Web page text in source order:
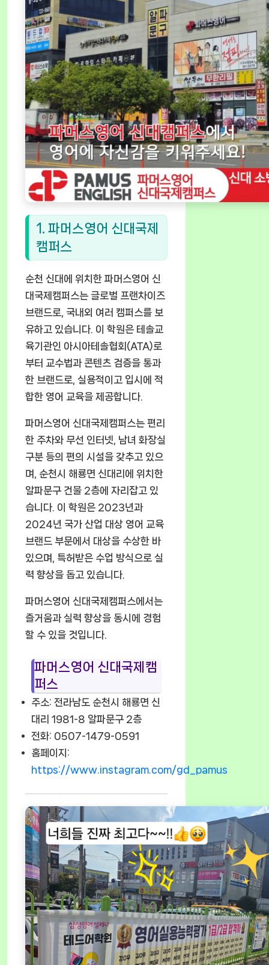
1. 파머스영어 신대국제
캠퍼스
순천 신대에 위치한 파머스영어 신
대국제캠퍼스는 글로벌 프랜차이즈
브랜드로, 국내외 여러 캠퍼스를 보
유하고 있습니다. 이 학원은 테솔교
육기관인 아시아테솔협회(ATA)로
부터 교수법과 콘텐츠 검증을 통과
한 브랜드로, 실용적이고 입시에 적
합한 영어 교육을 제공합니다.
파머스영어 신대국제캠퍼스는 편리
한 주차와 무선 인터넷, 남녀 화장실
구분 등의 편의 시설을 갖추고 있으
며, 순천시 해룡면 신대리에 위치한
알파문구 건물 2층에 자리잡고 있
습니다. 이 학원은 2023년과
2024년 국가 산업 대상 영어 교육
브랜드 부문에서 대상을 수상한 바
있으며, 특허받은 수업 방식으로 실
력 향상을 돕고 있습니다.
파머스영어 신대국제캠퍼스에서는
즐거움과 실력 향상을 동시에 경험
할 수 있을 것입니다.
파머스영어 신대국제캠
퍼스
주소: 전라남도 순천시 해룡면 신
대리 1981-8 알파문구 2층
전화: 0507-1479-0591
홈페이지:
https://www.instagram.com/gd_pamus